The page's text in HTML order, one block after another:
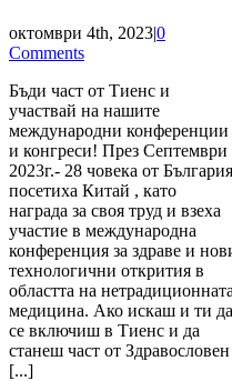
октомври 4th, 2023|0
Comments
Бъди част от Тиенс и
участвай на нашите
международни конференции
и конгреси! През Септември
2023г.- 28 човека от България
посетиха Китай , като
награда за своя труд и взеха
участие в международна
конференция за здраве и
технологични открития в
областта на нетрадиционната
медицина. Ако искаш и ти да
се включиш в Тиенс и да
станеш част от Здравословен
[...]